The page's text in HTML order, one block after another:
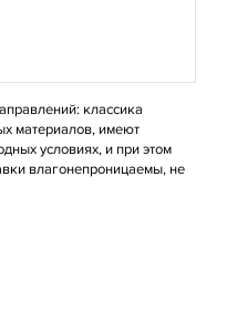
классика
материалов, имеют
условиях, и при этом
влагонепроницаемы, не